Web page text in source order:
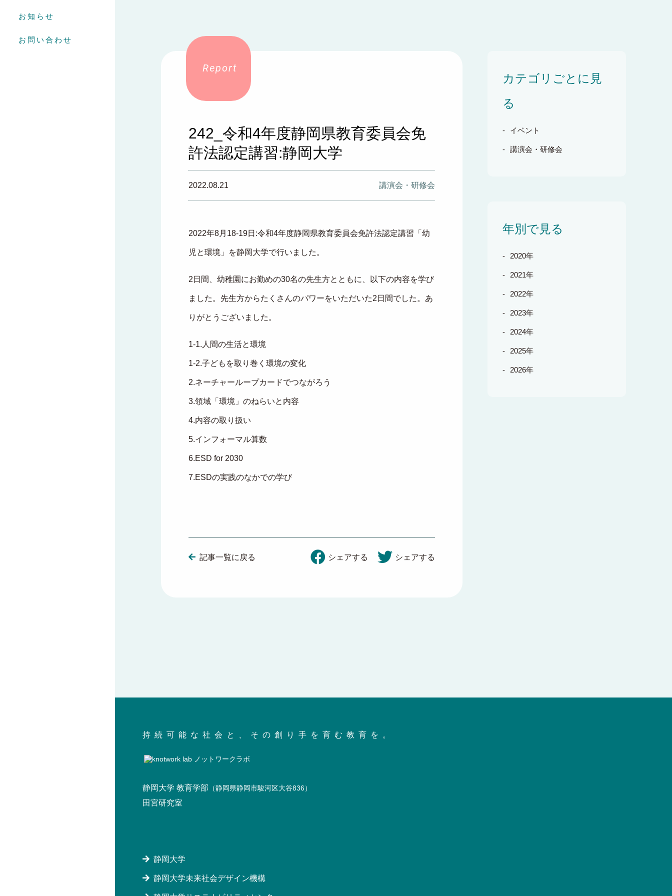
お知らせ
お問い合わせ
242_令和4年度静岡県教育委員会免
許法認定講習:静岡大学
2022.08.21 講演会・研修会
2022年8月18-19日:令和4年度静岡県教育委員会免許法認定講習「幼
児と環境」を静岡大学で行いました。
2日間、幼稚園にお勤めの30名の先生方とともに、以下の内容を学び
ました。先生方からたくさんのパワーをいただいた2日間でした。あ
りがとうございました。
1-1.人間の生活と環境
1-2.子どもを取り巻く環境の変化
2.ネーチャーループカードでつながろう
3.領域「環境」のねらいと内容
4.内容の取り扱い
5.インフォーマル算数
6.ESD for 2030
7.ESDの実践のなかでの学び
記事一覧に戻る シェアする シェアする
カテゴリごとに見
る
イベント
講演会・研修会
年別で見る
2020年
2021年
2022年
2023年
2024年
2025年
2026年
持続可能な社会と、その創り手を育む教育を。
静岡大学 教育学部 （静岡県静岡市駿河区大谷836）
田宮研究室
静岡大学
静岡大学未来社会デザイン機構